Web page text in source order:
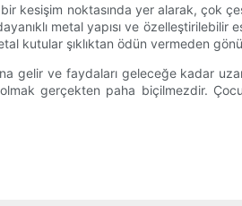
kesişim noktasında yer alarak, çok
metal yapısı ve
kutular şıklıktan ödün vermeden
gelir ve faydaları geleceğe kadar
gerçekten paha biçilmezdir.